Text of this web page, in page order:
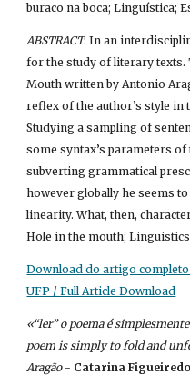
buraco na boca; Linguística;
ABSTRACT: In an
for the study of literary texts.
Mouth written by Antonio
reflex of the author’s style
Studying a sampling of
some syntax’s parameters
subverting grammatical
however globally he seems
linearity. What, then,
Hole in the mouth;
Download do artigo
UFP / Full Article Download
«“ler” o poema é
poem is simply to fold and
Aragão - Catarina